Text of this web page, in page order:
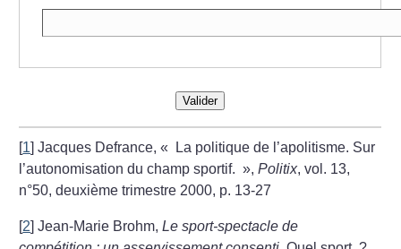
Valider
[1]Jacques Defrance, «
La politique de l’apolitisme. Sur
l’autonomisation du champ sportif. »,Politix, vol. 13,
n°50, deuxième trimestre 2000, p. 13-27
[2]Jean-Marie Brohm,Le sport-spectacle de